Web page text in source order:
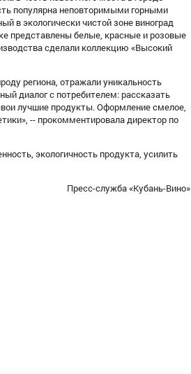
популярна неповторимыми горными
экологически чистой зоне виноград
представлены белые, красные и розовые
сделали коллекцию «Высокий
региона, отражали уникальность
диалог с потребителем: рассказать
лучшие продукты. Оформление смелое,
-- прокомментировала директор по
экологичность продукта, усилить
Пресс-служба «Кубань-Вино»